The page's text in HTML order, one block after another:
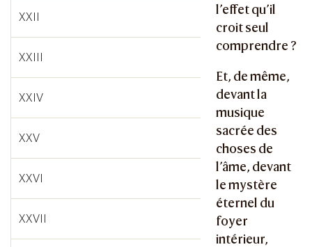
l’effet qu’il
croit seul
comprendre ?
Et, de même,
devant la
musique
sacrée des
choses de
l’âme, devant
le mystère
éternel du
foyer
intérieur,
XXII
XXIII
XXIV
XXV
XXVI
XXVII